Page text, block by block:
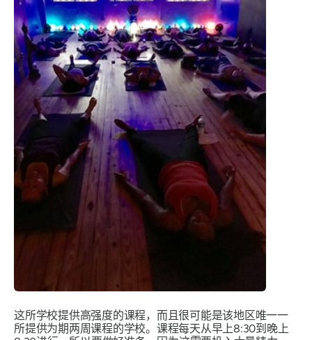
这所学校提供高强度的课程，而且很可能是该地区唯一一
所提供为期两周课程的学校。课程每天从早上8:30到晚上